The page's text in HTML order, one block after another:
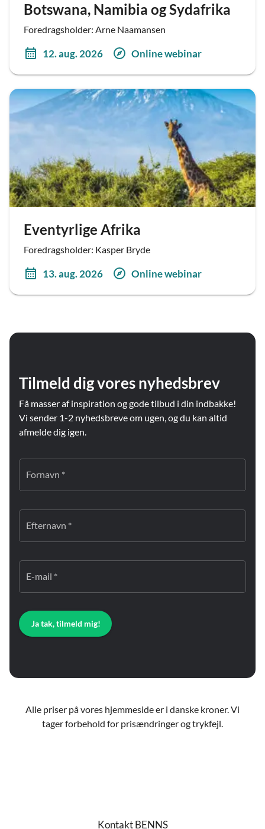
Botswana, Namibia og Sydafrika
Foredragsholder: Arne Naamansen
12. aug. 2026 Online webinar
Eventyrlige Afrika
Foredragsholder: Kasper Bryde
13. aug. 2026 Online webinar
Tilmeld dig vores nyhedsbrev
Få masser af inspiration og gode tilbud i din indbakke!
Vi sender 1-2 nyhedsbreve om ugen, og du kan altid
afmelde dig igen.
Fornavn *
Efternavn *
E-mail *
Ja tak, tilmeld mig!
Alle priser på vores hjemmeside er i danske kroner. Vi
tager forbehold for prisændringer og trykfejl.
Kontakt BENNS